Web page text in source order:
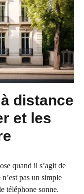
distance
et les
quand il s’agit de
pas un simple
téléphone sonne.